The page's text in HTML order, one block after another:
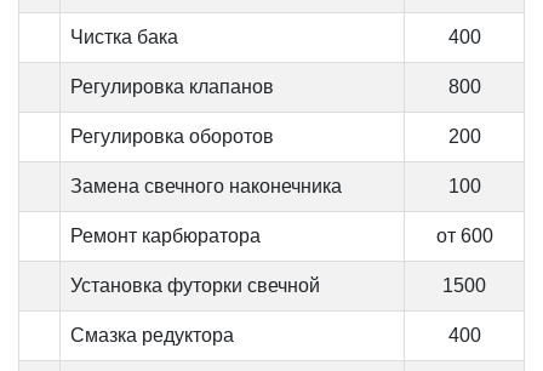
Чистка бака 400
Регулировка клапанов 800
Регулировка оборотов 200
Замена свечного наконечника 100
Ремонт карбюратора от 600
Установка футорки свечной 1500
Смазка редуктора 400